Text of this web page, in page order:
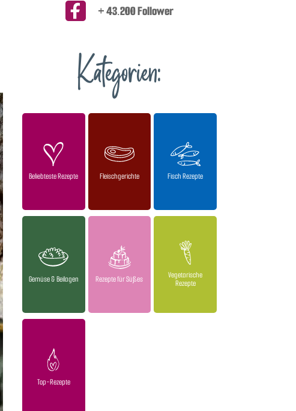
+ 43.200 Follower
Kategorien:
Beliebteste Rezepte Fleischgerichte Fisch Rezepte
Gemüse & Beilagen Rezepte für Süßes
Vegetarische
Rezepte
Top-Rezepte